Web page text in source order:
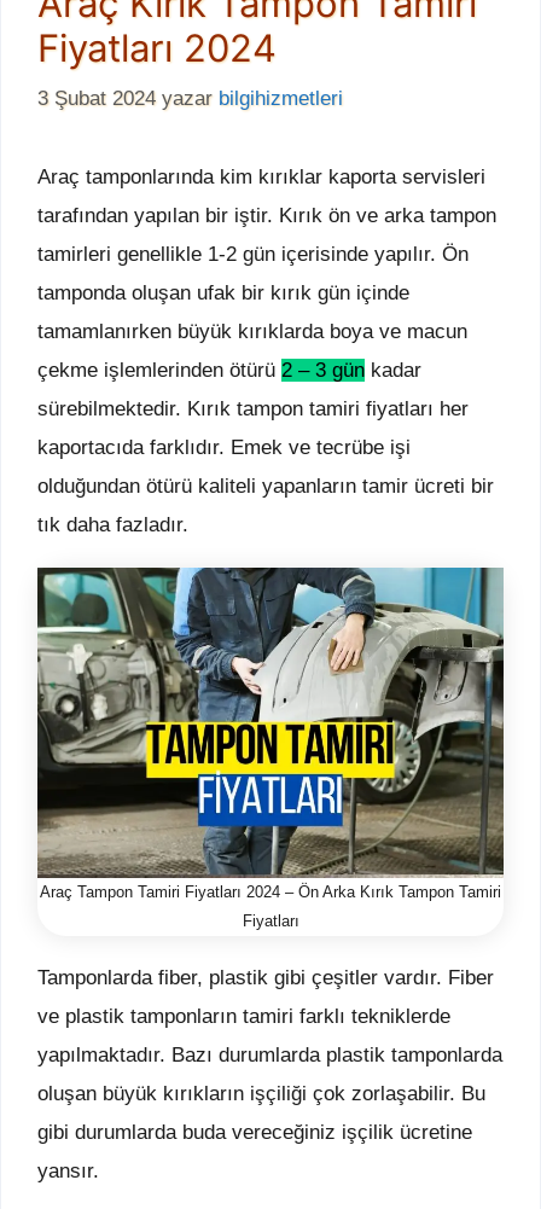
Fiyatları 2024
3 Şubat 2024 yazar bilgihizmetleri
Araç tamponlarında kim kırıklar kaporta servisleri
tarafından yapılan bir iştir. Kırık ön ve arka tampon
tamirleri genellikle 1-2 gün içerisinde yapılır. Ön
tamponda oluşan ufak bir kırık gün içinde
tamamlanırken büyük kırıklarda boya ve macun
çekme işlemlerinden ötürü 2 – 3 gün kadar
sürebilmektedir. Kırık tampon tamiri fiyatları her
kaportacıda farklıdır. Emek ve tecrübe işi
olduğundan ötürü kaliteli yapanların tamir ücreti bir
tık daha fazladır.
Araç Tampon Tamiri Fiyatları 2024 – Ön Arka Kırık Tampon Tamiri
Fiyatları
Tamponlarda fiber, plastik gibi çeşitler vardır. Fiber
ve plastik tamponların tamiri farklı tekniklerde
yapılmaktadır. Bazı durumlarda plastik tamponlarda
oluşan büyük kırıkların işçiliği çok zorlaşabilir. Bu
gibi durumlarda buda vereceğiniz işçilik ücretine
yansır.